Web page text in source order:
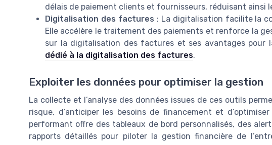
délais de paiement clients et fournisseurs, réduisant ainsi
Digitalisation des factures : La digitalisation facilite la
Elle accélère le traitement des paiements et renforce la
sur la digitalisation des factures et ses avantages pour
dédié à la digitalisation des factures.
Exploiter les données pour optimiser la gestion
La collecte et l’analyse des données issues de ces outils
risque, d’anticiper les besoins de financement et
performant offre des tableaux de bord personnalisés, des
rapports détaillés pour piloter la gestion financière de